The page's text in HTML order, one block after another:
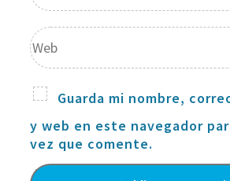
Guarda mi nombre,
y web en este navegador
vez que comente.